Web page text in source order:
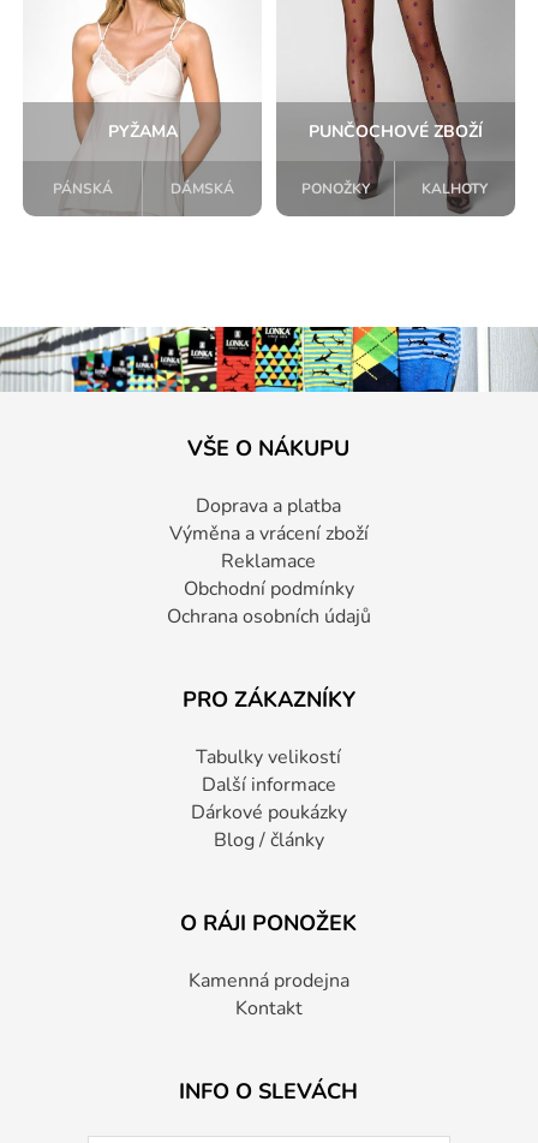
PYŽAMA
PÁNSKÁ DÁMSKÁ
PUNČOCHOVÉ ZBOŽÍ
PONOŽKY KALHOTY
VŠE O NÁKUPU
Doprava a platba
Výměna a vrácení zboží
Reklamace
Obchodní podmínky
Ochrana osobních údajů
PRO ZÁKAZNÍKY
Tabulky velikostí
Další informace
Dárkové poukázky
Blog / články
O RÁJI PONOŽEK
Kamenná prodejna
Kontakt
INFO O SLEVÁCH